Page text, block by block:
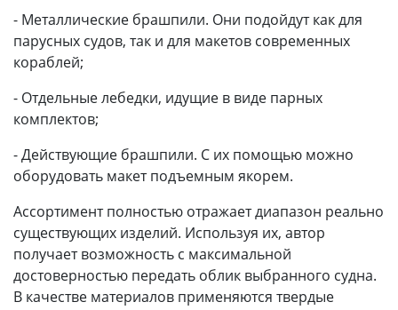
- Металлические брашпили. Они подойдут как для
парусных судов, так и для макетов современных
кораблей;
- Отдельные лебедки, идущие в виде парных
комплектов;
- Действующие брашпили. С их помощью можно
оборудовать макет подъемным якорем.
Ассортимент полностью отражает диапазон реально
существующих изделий. Используя их, автор
получает возможность с максимальной
достоверностью передать облик выбранного судна.
В качестве материалов применяются твердые